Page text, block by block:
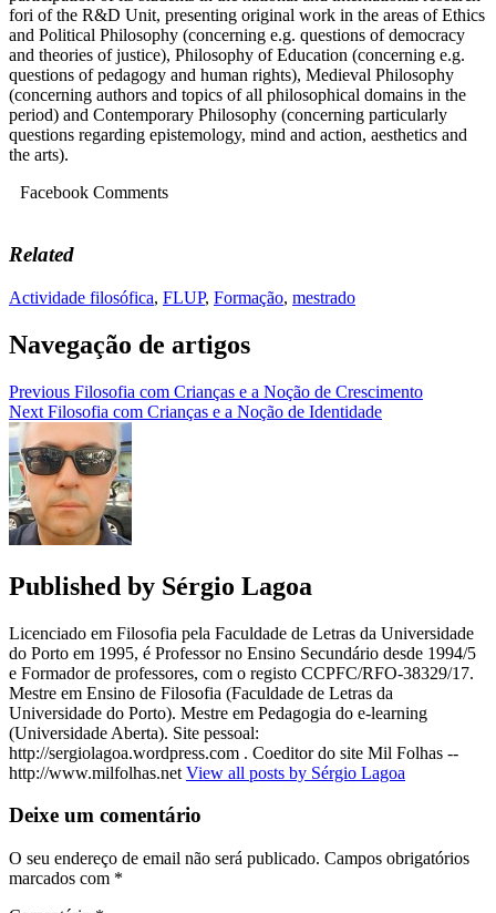
fori of the R&D Unit, presenting original work in the areas of Ethics
and Political Philosophy (concerning e.g. questions of democracy
and theories of justice), Philosophy of Education (concerning e.g.
questions of pedagogy and human rights), Medieval Philosophy
(concerning authors and topics of all philosophical domains in the
period) and Contemporary Philosophy (concerning particularly
questions regarding epistemology, mind and action, aesthetics and
the arts).
Facebook Comments
Related
Actividade filosófica, FLUP, Formação, mestrado
Navegação de artigos
Previous Filosofia com Crianças e a Noção de Crescimento
Next Filosofia com Crianças e a Noção de Identidade
Published by Sérgio Lagoa
Licenciado em Filosofia pela Faculdade de Letras da Universidade
do Porto em 1995, é Professor no Ensino Secundário desde 1994/5
e Formador de professores, com o registo CCPFC/RFO-38329/17.
Mestre em Ensino de Filosofia (Faculdade de Letras da
Universidade do Porto). Mestre em Pedagogia do e-learning
(Universidade Aberta). Site pessoal:
http://sergiolagoa.wordpress.com . Coeditor do site Mil Folhas --
http://www.milfolhas.net View all posts by Sérgio Lagoa
Deixe um comentário
O seu endereço de email não será publicado. Campos obrigatórios
marcados com *